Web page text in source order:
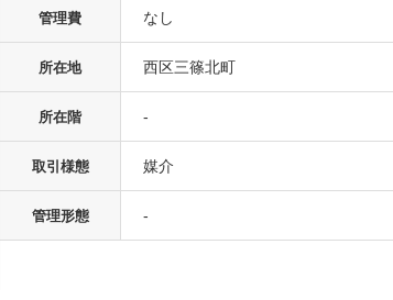
管理費 なし
所在地 西区三篠北町
所在階 -
取引様態 媒介
管理形態 -